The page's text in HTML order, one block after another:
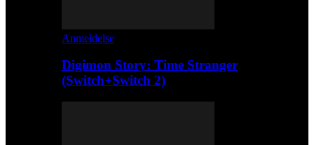
Anmeldelse
Digimon Story: Time Stranger
(Switch+Switch 2)